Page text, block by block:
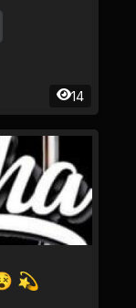
14
💫